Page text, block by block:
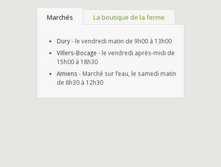
Marchés La boutique de la ferme
Dury- le vendredi matin de 9h00 à 13h00
Villers-Bocage - le vendredi après-midi de
15h00 à 18h30
Amiens - Marché sur l’eau, le samedi matin
de 8h30 à 12h30